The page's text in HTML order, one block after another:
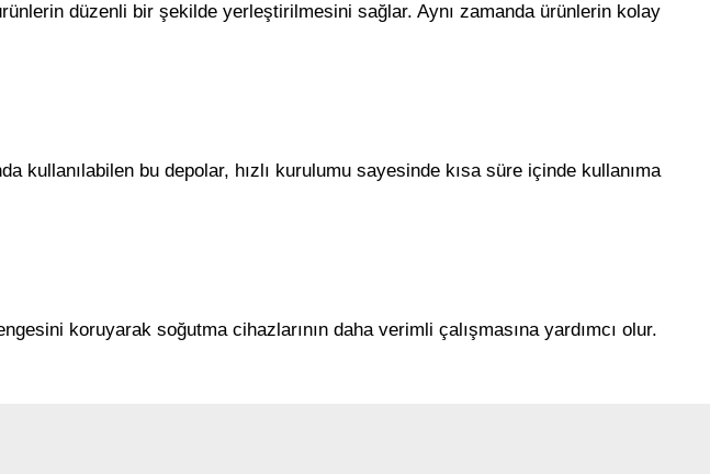
düzenli bir şekilde yerleştirilmesini sağlar. Aynı zamanda ürünlerin kolay
bu depolar, hızlı kurulumu sayesinde kısa süre içinde kullanıma
koruyarak soğutma cihazlarının daha verimli çalışmasına yardımcı olur.